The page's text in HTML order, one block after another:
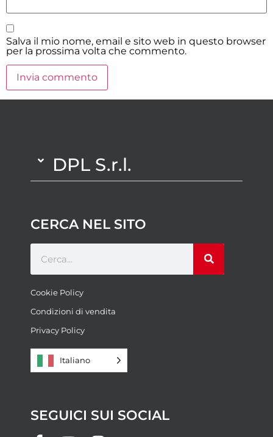
Salva il mio nome, email e sito web in questo browser
per la prossima volta che commento.
DPL S.r.l.
CERCA NEL SITO
Cookie Policy
Condizioni di vendita
Privacy Policy
Italiano
SEGUICI SUI SOCIAL